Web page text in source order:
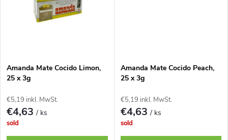
n
g
t
e
Amanda Mate Cocido Limon,
25 x 3g
€5,19 inkl. MwSt.
€4,63/ ks
sold
Amanda Mate Cocido Peach,
25 x 3g
€5,19 inkl. MwSt.
€4,63/ ks
sold